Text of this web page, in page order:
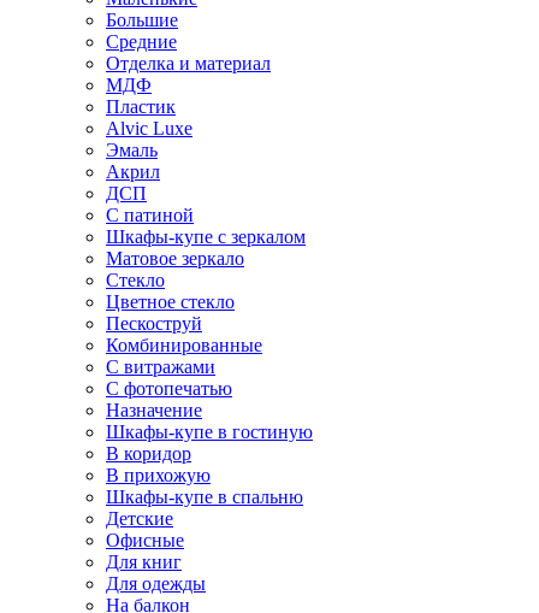
Большие
Средние
Отделка и материал
МДФ
Пластик
Alvic Luxe
Эмаль
Акрил
ДСП
С патиной
Шкафы-купе с зеркалом
Матовое зеркало
Стекло
Цветное стекло
Пескоструй
Комбинированные
С витражами
С фотопечатью
Назначение
Шкафы-купе в гостиную
В коридор
В прихожую
Шкафы-купе в спальню
Детские
Офисные
Для книг
Для одежды
На балкон